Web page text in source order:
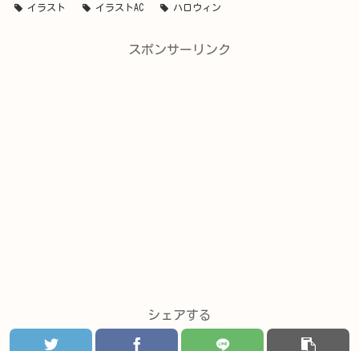
イラスト イラストAC ハロウィン
スポンサーリンク
シェアする